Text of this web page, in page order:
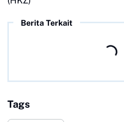
Berita Terkait
Tags